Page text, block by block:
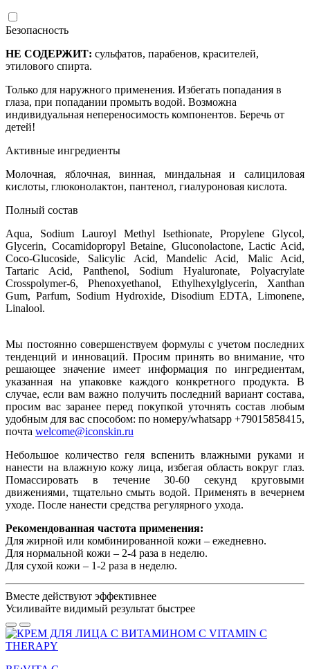
Безопасность
НЕ СОДЕРЖИТ: сульфатов, парабенов, красителей,
этилового спирта.
Только для наружного применения. Избегать попадания в
глаза, при попадании промыть водой. Возможна
индивидуальная непереносимость компонентов. Беречь от
детей!
Активные ингредиенты
Молочная, яблочная, винная, миндальная и салициловая
кислоты, глюконолактон, пантенол, гиалуроновая кислота.
Полный состав
Aqua, Sodium Lauroyl Methyl Isethionate, Propylene Glycol,
Glycerin, Cocamidopropyl Betaine, Gluconolactone, Lactic Acid,
Coco-Glucoside, Salicylic Acid, Mandelic Acid, Malic Acid,
Tartaric Acid, Panthenol, Sodium Hyaluronate, Polyacrylate
Crosspolymer-6, Phenoxyethanol, Ethylhexylglycerin, Xanthan
Gum, Parfum, Sodium Hydroxide, Disodium EDTA, Limonene,
Linalool.
Мы постоянно совершенствуем формулы с учетом последних
тенденций и инноваций. Просим принять во внимание, что
решающее значение имеет информация по ингредиентам,
указанная на упаковке каждого конкретного продукта. В
случае, если вам важно получить последний вариант состава,
просим вас заранее перед покупкой уточнять состав любым
удобным для вас способом: по номеру/whatsapp +79015858415,
почта welcome@iconskin.ru
Небольшое количество геля вспенить влажными руками и
нанести на влажную кожу лица, избегая область вокруг глаз.
Помассировать в течение 30-60 секунд круговыми
движениями, тщательно смыть водой. Применять в вечернем
уходе. После нанести средства регулярного ухода.
Рекомендованная частота применения:
Для жирной или комбинированной кожи – ежедневно.
Для нормальной кожи – 2-4 раза в неделю.
Для сухой кожи – 1-2 раза в неделю.
Вместе действуют эффективнее
Усиливайте видимый результат быстрее